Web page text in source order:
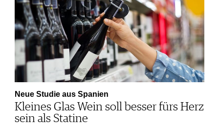
Neue Studie aus Spanien
Kleines Glas Wein soll besser fürs Herz
sein als Statine